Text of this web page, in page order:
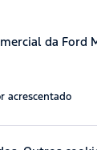
da
acrescentado